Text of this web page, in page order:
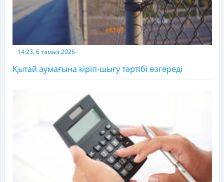
14:23, 6 тамыз 2026
Қытай аумағына кіріп-шығу тәртібі өзгереді